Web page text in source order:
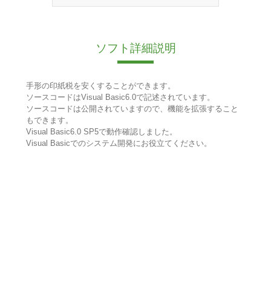
ソフト詳細説明
手形の印紙税を安くすることができます。
ソースコードはVisual Basic6.0で記述されています。
ソースコードは公開されていますので、機能を拡張すること
もできます。
Visual Basic6.0 SP5で動作確認しました。
Visual Basicでのシステム開発にお役立てください。